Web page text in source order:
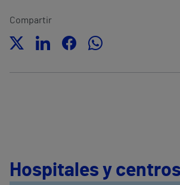
Compartir
Hospitales y